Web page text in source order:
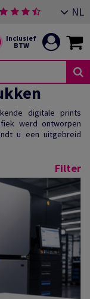
NL
digitale prints
werd ontworpen
u een uitgebreid
Filter